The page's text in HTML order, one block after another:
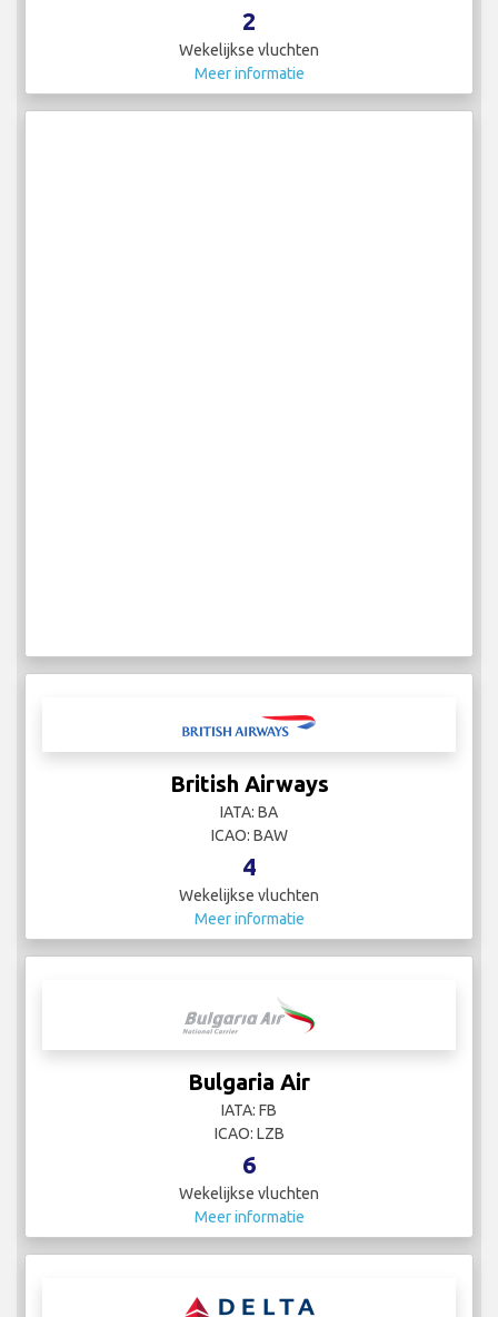
2
Wekelijkse vluchten
Meer informatie
British Airways
IATA: BA
ICAO: BAW
4
Wekelijkse vluchten
Meer informatie
Bulgaria Air
IATA: FB
ICAO: LZB
6
Wekelijkse vluchten
Meer informatie